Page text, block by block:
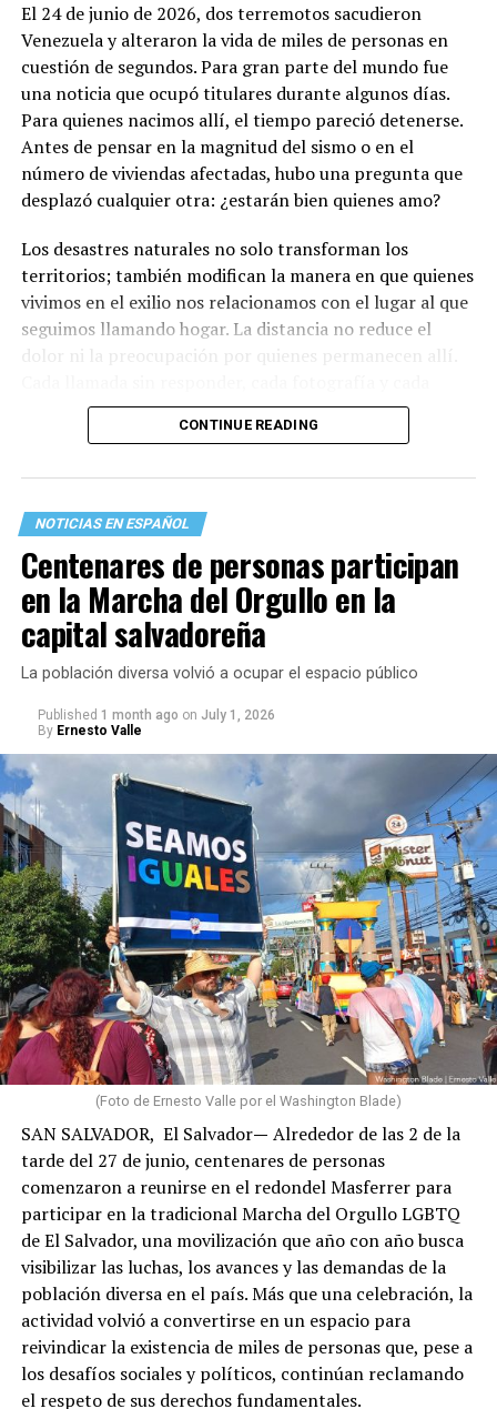
El 24 de junio de 2026, dos terremotos sacudieron
Venezuela y alteraron la vida de miles de personas en
cuestión de segundos. Para gran parte del mundo fue
una noticia que ocupó titulares durante algunos días.
Para quienes nacimos allí, el tiempo pareció detenerse.
Antes de pensar en la magnitud del sismo o en el
número de viviendas afectadas, hubo una pregunta que
desplazó cualquier otra: ¿estarán bien quienes amo?
Los desastres naturales no solo transforman los
territorios; también modifican la manera en que quienes
vivimos en el exilio nos relacionamos con el lugar al que
seguimos llamando hogar. La distancia no reduce el
dolor ni la preocupación por quienes permanecen allí.
mensaje recuerdan que existen vínculos que sobreviven
a las fronteras, al tiempo y a la propia migración.
Lo primero que hice fue llamar a mi familia en La Guaira.
Durante esos minutos comprendí, una vez más, que
también existen terremotos que se sienten desde el
exilio. La incertidumbre crece con cada llamada que no
entra y con cada mensaje que permanece sin respuesta.
Cuando finalmente logré comunicarme, confirmé que
familiares y personas cercanas habían perdido sus
hogares, que distintas zonas de La Guaira enfrentaban
graves afectaciones y que comunidades como Carayaca,
El Junko y otros sectores del oeste del estado también
sufrían las consecuencias de los terremotos. Aunque
algunas de estas localidades registraron daños
estructurales de menor magnitud que las zonas más
devastadas, sus habitantes también vieron alterada su
vida cotidiana por la interrupción de servicios, las
dificultades de acceso y la profunda interdependencia
social, económica y comunitaria que caracteriza a La
Guaira.
Algunos miembros de mi comunidad también habían
fallecido. Entre ellos estaban dos hombres gays a
quienes conocía. Sus nombres me recordaron que detrás
de cada cifra existen historias, afectos y proyectos de
CONTINUE READING
NOTICIAS EN ESPAÑOL
Centenares de personas participan
en la Marcha del Orgullo en la
capital salvadoreña
La población diversa volvió a ocupar el espacio público
Published 1 month ago on July 1, 2026
By Ernesto Valle
(Foto de Ernesto Valle por el Washington Blade)
SAN SALVADOR, El Salvador— Alrededor de las 2 de la
tarde del 27 de junio, centenares de personas
comenzaron a reunirse en el redondel Masferrer para
participar en la tradicional Marcha del Orgullo LGBTQ
de El Salvador, una movilización que año con año busca
visibilizar las luchas, los avances y las demandas de la
población diversa en el país. Más que una celebración, la
actividad volvió a convertirse en un espacio para
reivindicar la existencia de miles de personas que, pese a
los desafíos sociales y políticos, continúan reclamando
el respeto de sus derechos fundamentales.